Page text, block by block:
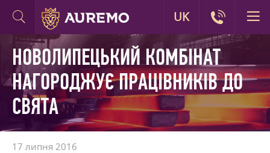
НОВОЛИПЕЦЬКИЙ КОМБІНАТ
НАГОРОДЖУЄ ПРАЦІВНИКІВ ДО
СВЯТА
17 липня 2016
UK